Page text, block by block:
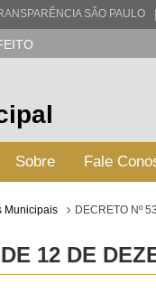
SÃO PAULO |
Sobre Fale
Municipais DECRETO Nº
12 DE